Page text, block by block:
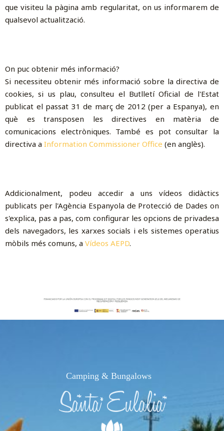
que visiteu la pàgina amb regularitat, on us informarem de
qualsevol actualització.
On puc obtenir més informació?
Si necessiteu obtenir més informació sobre la directiva de
cookies, si us plau, consulteu el Butlletí Oficial de l'Estat
publicat el passat 31 de març de 2012 (per a Espanya), en
què es transposen les directives en matèria de
comunicacions electròniques. També es pot consultar la
directiva a Information Commissioner Office (en anglès).
Addicionalment, podeu accedir a uns vídeos didàctics
publicats per l'Agència Espanyola de Protecció de Dades on
s'explica, pas a pas, com configurar les opcions de privadesa
dels navegadors, les xarxes socials i els sistemes operatius
mòbils més comuns, a Vídeos AEPD.